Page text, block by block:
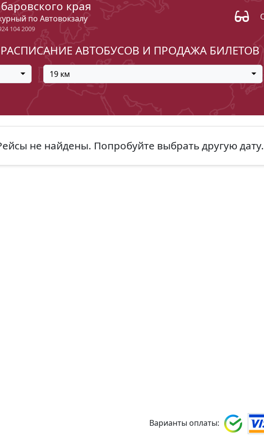
края
по Автовокзалу
104 2009
РАСПИСАНИЕ АВТОБУСОВ И ПРОДАЖА БИЛЕТОВ
19 км
не найдены. Попробуйте выбрать другую дату.
Варианты оплаты: